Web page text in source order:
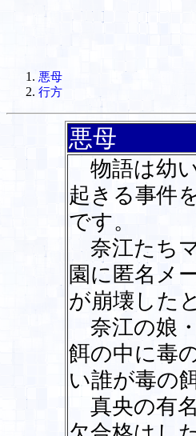
悪母
行方
悪母
物語は幼
起きる事件
です。
奈江たち
園に匿名メ
が崩壊した
奈江の娘
餌の中に毒
い誰が毒の
真央の有